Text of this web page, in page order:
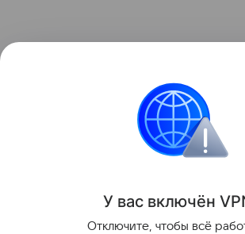
на видео мощный выброс плазмы
У вас включён VP
Отключите, чтобы всё